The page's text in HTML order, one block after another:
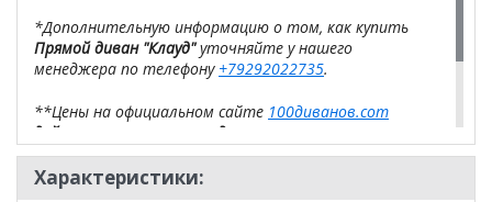
*Дополнительную информацию о том, как купить
Прямой диван "Клауд"уточняйте у нашего
менеджера по телефону +79292022735.
**Цены на официальном сайте 100диванов.com
действительны только для интернет-магазина
могут отличаться от цен в розничных магазинах-
салонах сети!
Характеристики: